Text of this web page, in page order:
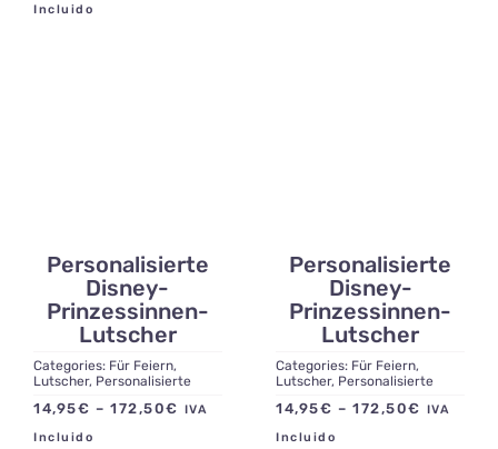
Incluido
Personalisierte
Disney-
Prinzessinnen-
Lutscher
Categories: Für Feiern,
Lutscher, Personalisierte
14,95€ –172,50€ Preisspanne:
IVA
Incluido
Personalisierte
Disney-
Prinzessinnen-
Lutscher
Categories: Für Feiern,
Lutscher, Personalisierte
14,95€ –172,50€
IVA
Incluido